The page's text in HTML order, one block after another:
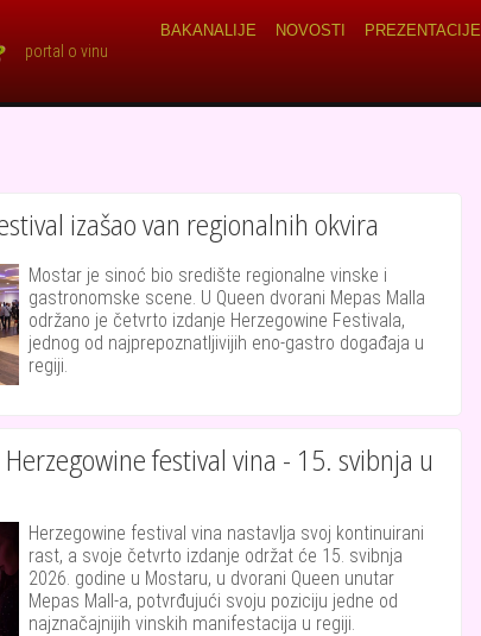
portal o vinu Main navigation
BAKANALIJE NOVOSTI PREZENTACIJE
izašao van regionalnih okvira
Mostar je sinoć bio središte regionalne vinske i
gastronomske scene. U Queen dvorani Mepas Malla
održano je četvrto izdanje Herzegowine Festivala,
jednog od najprepoznatljivijih eno-gastro događaja u
regiji.
festival vina - 15. svibnja u
Herzegowine festival vina nastavlja svoj kontinuirani
rast, a svoje četvrto izdanje održat će 15. svibnja
2026. godine u Mostaru, u dvorani Queen unutar
Mepas Mall-a, potvrđujući svoju poziciju jedne od
najznačajnijih vinskih manifestacija u regiji.